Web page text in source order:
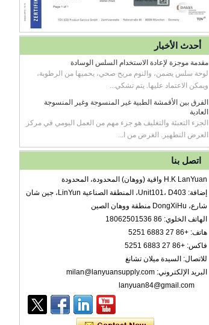
أحدث الأخبار
مقدمة موجزة لإعادة الاستخدام السلس الوسادة
لوحة سلس يضمن، والنوم مريح صحي، يحميها من الرطوبة،
ويمكن الاعتماد عليها. يتم تشكي...
الفرق بين الأقمشة الطبية غير المنسوجة وغير المنسوجة
العادية
الجزء التعبئة والتغليف هو جزء مهم من العمل اليومي في مركز
العرض التطهير. الغرض من ا...
اتصل بنا
H.K LanYuan واقية (ووهان) المحدودة، المحدودة
إضافة: Unit101، D403، المنطقة الصناعية LinYun، جين شان
شارع، DongXiHu منطقة ووهان الصين
الهاتف الخلوي: 86 18062501536
هاتف: +86 27 6883 5251
فاكس: +86 27 6883 5251
للاتصال: السيدة ميلان تشانغ
البريد الإلكتروني: milan@lanyuansupply.com